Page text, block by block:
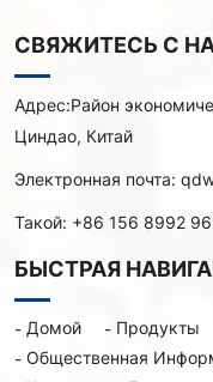
СВЯЖИТЕСЬ С
Адрес:Район
Циндао, Китай
Электронная почта:
Такой: +86 156 8992
БЫСТРАЯ
Домой Продукты
Общественная